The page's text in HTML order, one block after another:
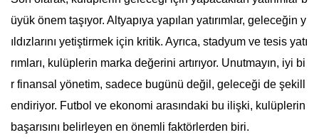
üyük önem taşıyor. Altyapıya yapılan yatırımlar, geleceğin y
ıldızlarını yetiştirmek için kritik. Ayrıca, stadyum ve tesis yatı
rımları, kulüplerin marka değerini artırıyor. Unutmayın, iyi bi
r finansal yönetim, sadece bugünü değil, geleceği de şekill
endiriyor. Futbol ve ekonomi arasındaki bu ilişki, kulüplerin
başarısını belirleyen en önemli faktörlerden biri.